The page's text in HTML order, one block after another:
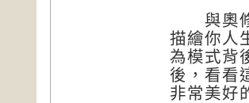
與奧修
描繪你人
為模式背
後，看看
非常美好